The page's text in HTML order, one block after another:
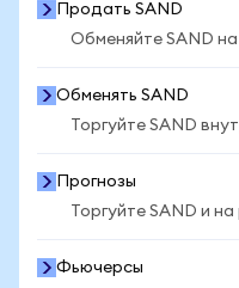
Продать SAND
Обменяйте SAND
Обменять SAND
Торгуйте SAND
Прогнозы
Торгуйте SAND и
Фьючерсы